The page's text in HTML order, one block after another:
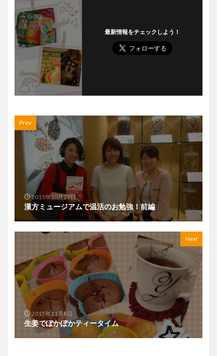
最新情報をチェックしよう！
Prev
2015年10月29日
漢方ミュージアムで温活のお勉強！前編
Next
2015年11月8日
生姜でぽかぽかティータイム